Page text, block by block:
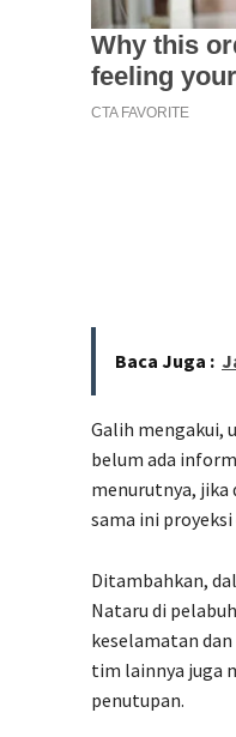
Baca Juga :
Galih mengakui,
belum ada
menurutnya, jika
sama ini
Ditambahkan,
Nataru di
keselamatan dan
tim lainnya juga
penutupan.